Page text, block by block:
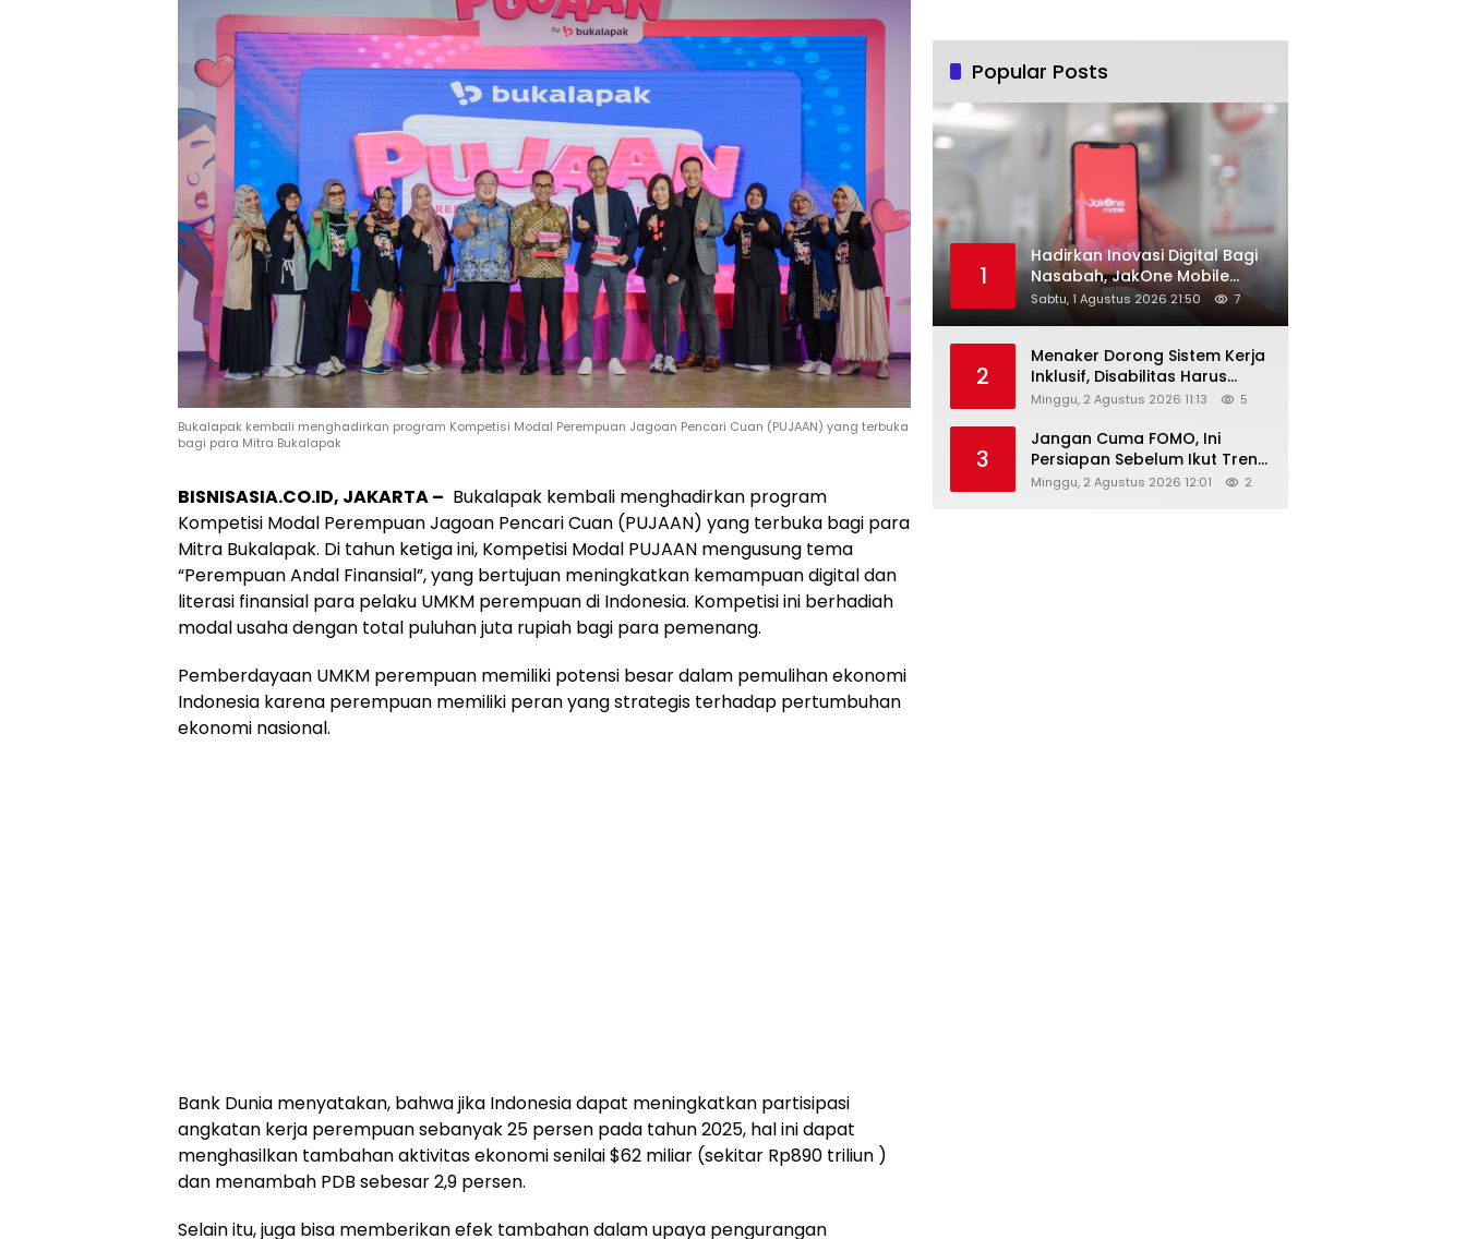
Bukalapak kembali menghadirkan program Kompetisi Modal Perempuan Jagoan Pencari Cuan (PUJAAN) yang terbuka
bagi para Mitra Bukalapak
BISNISASIA.CO.ID, JAKARTA – Bukalapak kembali menghadirkan program
Kompetisi Modal Perempuan Jagoan Pencari Cuan (PUJAAN) yang terbuka bagi para
Mitra Bukalapak. Di tahun ketiga ini, Kompetisi Modal PUJAAN mengusung tema
“Perempuan Andal Finansial”, yang bertujuan meningkatkan kemampuan digital dan
literasi finansial para pelaku UMKM perempuan di Indonesia. Kompetisi ini berhadiah
modal usaha dengan total puluhan juta rupiah bagi para pemenang.
Pemberdayaan UMKM perempuan memiliki potensi besar dalam pemulihan ekonomi
Indonesia karena perempuan memiliki peran yang strategis terhadap pertumbuhan
ekonomi nasional.
Bank Dunia menyatakan, bahwa jika Indonesia dapat meningkatkan partisipasi
angkatan kerja perempuan sebanyak 25 persen pada tahun 2025, hal ini dapat
menghasilkan tambahan aktivitas ekonomi senilai $62 miliar (sekitar Rp890 triliun )
dan menambah PDB sebesar 2,9 persen.
Selain itu, juga bisa memberikan efek tambahan dalam upaya pengurangan
Popular Posts
1
Hadirkan Inovasi Digital Bagi
Nasabah, JakOne Mobile
Antar Bank Jakarta Sukses
Raih Digital Excellence
Sabtu, 1 Agustus 2026 21:50 7
2
Menaker Dorong Sistem Kerja
Inklusif, Disabilitas Harus
Dapat Kesempatan Setara
Minggu, 2 Agustus 2026 11:13 5
3
Jangan Cuma FOMO, Ini
Persiapan Sebelum Ikut Tren
Hyrox
Minggu, 2 Agustus 2026 12:01 2